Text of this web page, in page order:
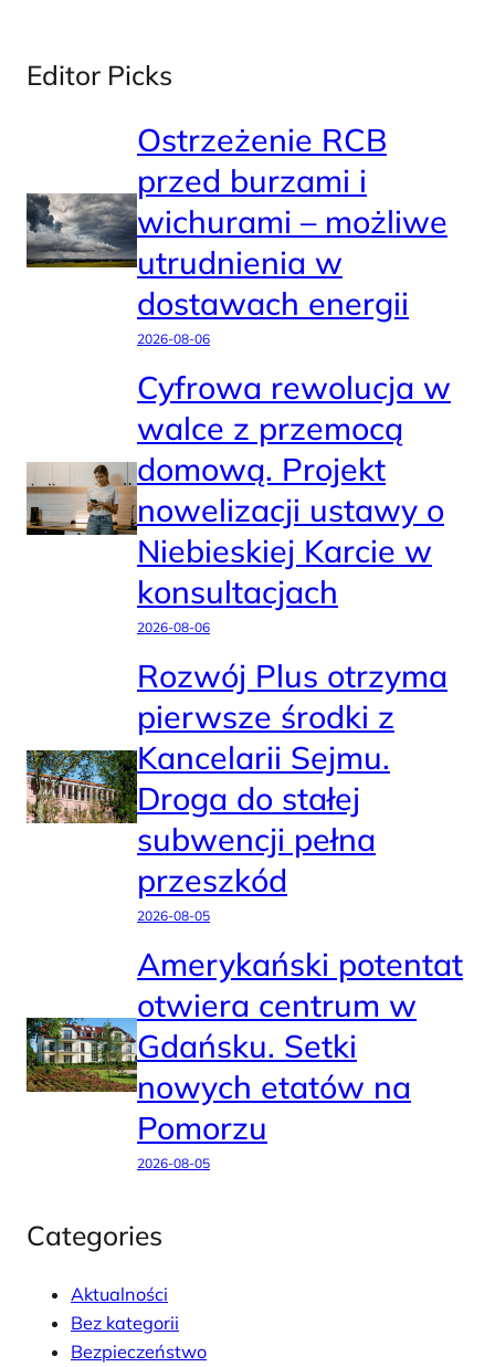
Editor Picks
Ostrzeżenie RCB
przed burzami i
wichurami – możliwe
utrudnienia w
dostawach energii
2026-08-06
Cyfrowa rewolucja w
walce z przemocą
domową. Projekt
nowelizacji ustawy o
Niebieskiej Karcie w
konsultacjach
2026-08-06
Rozwój Plus otrzyma
pierwsze środki z
Kancelarii Sejmu.
Droga do stałej
subwencji pełna
przeszkód
2026-08-05
Amerykański potentat
otwiera centrum w
Gdańsku. Setki
nowych etatów na
Pomorzu
2026-08-05
Categories
Aktualności
Bez kategorii
Bezpieczeństwo